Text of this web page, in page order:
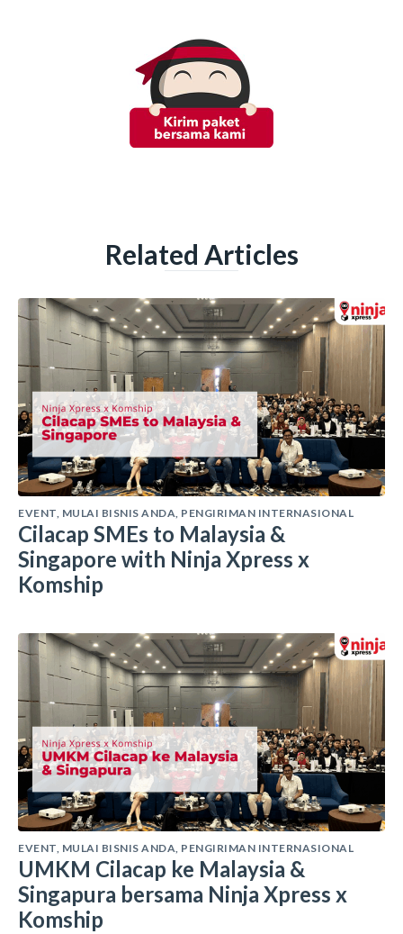
Related Articles
EVENT, MULAI BISNIS ANDA, PENGIRIMAN INTERNASIONAL
Cilacap SMEs to Malaysia &
Singapore with Ninja Xpress x
Komship
EVENT, MULAI BISNIS ANDA, PENGIRIMAN INTERNASIONAL
UMKM Cilacap ke Malaysia &
Singapura bersama Ninja Xpress x
Komship